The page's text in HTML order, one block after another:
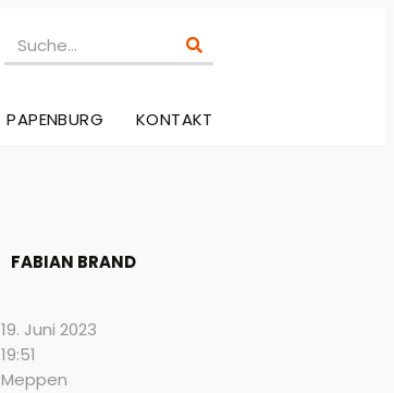
PAPENBURG KONTAKT
FABIAN BRAND
19. Juni 2023
19:51
Meppen